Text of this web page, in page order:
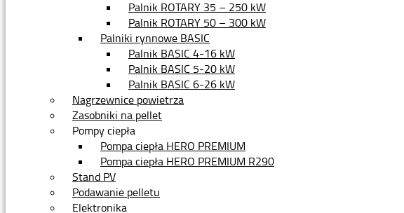
Palnik ROTARY 35 – 250 kW
Palnik ROTARY 50 – 300 kW
Palniki rynnowe BASIC
Palnik BASIC 4-16 kW
Palnik BASIC 5-20 kW
Palnik BASIC 6-26 kW
Nagrzewnice powietrza
Zasobniki na pellet
Pompy ciepła
Pompa ciepła HERO PREMIUM
Pompa ciepła HERO PREMIUM R290
Stand PV
Podawanie pelletu
Elektronika